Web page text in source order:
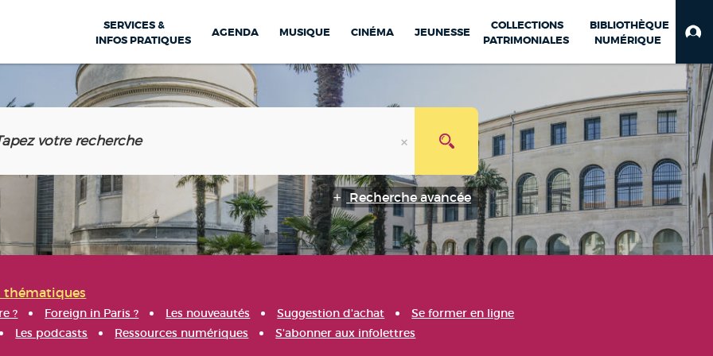
SERVICES &
INFOS PRATIQUES
AGENDA MUSIQUE CINÉMA JEUNESSE
COLLECTIONS
PATRIMONIALES
BIBLIOTHÈQUE
NUMÉRIQUE
Recherche avancée
thématiques
? Foreign in Paris ? Les nouveautés Suggestion d'achat
Se former en ligne
Les podcasts Ressources numériques S'abonner aux infolettres